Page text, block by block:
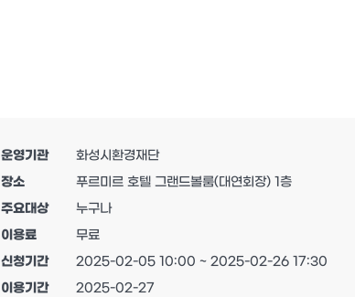
운영기관
화성시환경재단
장소
푸르미르 호텔 그랜드볼룸(대연회장) 1층
주요대상
누구나
이용료
무료
신청기간
2025-02-05 10:00 ~ 2025-02-26 17:30
이용기간
2025-02-27